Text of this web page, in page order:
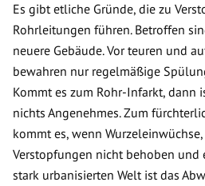
Es gibt etliche Gründe, die zu
Rohrleitungen führen. Betroffen
neuere Gebäude. Vor teuren und
bewahren nur regelmäßige
Kommt es zum Rohr-Infarkt, dann
nichts Angenehmes. Zum
kommt es, wenn
Verstopfungen nicht behoben und
stark urbanisierten Welt ist das